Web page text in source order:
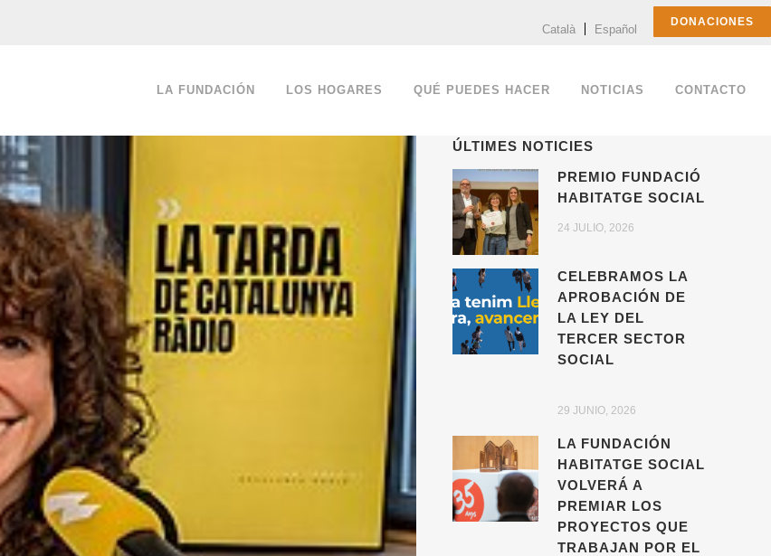
Català Español
DONACIONES
LA FUNDACIÓN LOS HOGARES QUÉ PUEDES HACER NOTICIAS CONTACTO
ÚLTIMES NOTICIES
PREMIO FUNDACIÓ
HABITATGE SOCIAL
24 JULIO, 2026
CELEBRAMOS LA
APROBACIÓN DE
LA LEY DEL
TERCER SECTOR
SOCIAL
29 JUNIO, 2026
LA FUNDACIÓN
HABITATGE SOCIAL
VOLVERÁ A
PREMIAR LOS
PROYECTOS QUE
TRABAJAN POR EL